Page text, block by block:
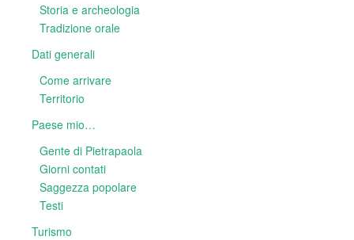
Storia e archeologia
Tradizione orale
Dati generali
Come arrivare
Territorio
Paese mio…
Gente di Pietrapaola
Giorni contati
Saggezza popolare
Testi
Turismo